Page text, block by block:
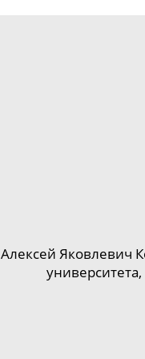
Алексей Яковлевич